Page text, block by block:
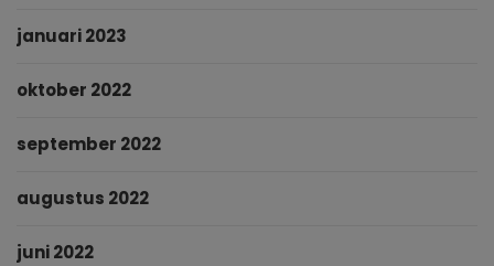
januari 2023
oktober 2022
september 2022
augustus 2022
juni 2022